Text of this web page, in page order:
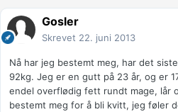
Gosler
Skrevet 22. juni 2013
Nå har jeg bestemt meg, har det
92kg. Jeg er en gutt på 23 år, og er
endel overflødig fett rundt mage, lår
bestemt meg for å bli kvitt, jeg føler